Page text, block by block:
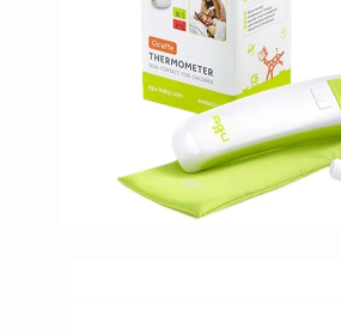
العظام
والمفاصل
المخ
والذاكرة
صحة
القلب